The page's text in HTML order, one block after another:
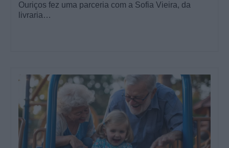
Ouriços fez uma parceria com a Sofia Vieira, da
livraria…